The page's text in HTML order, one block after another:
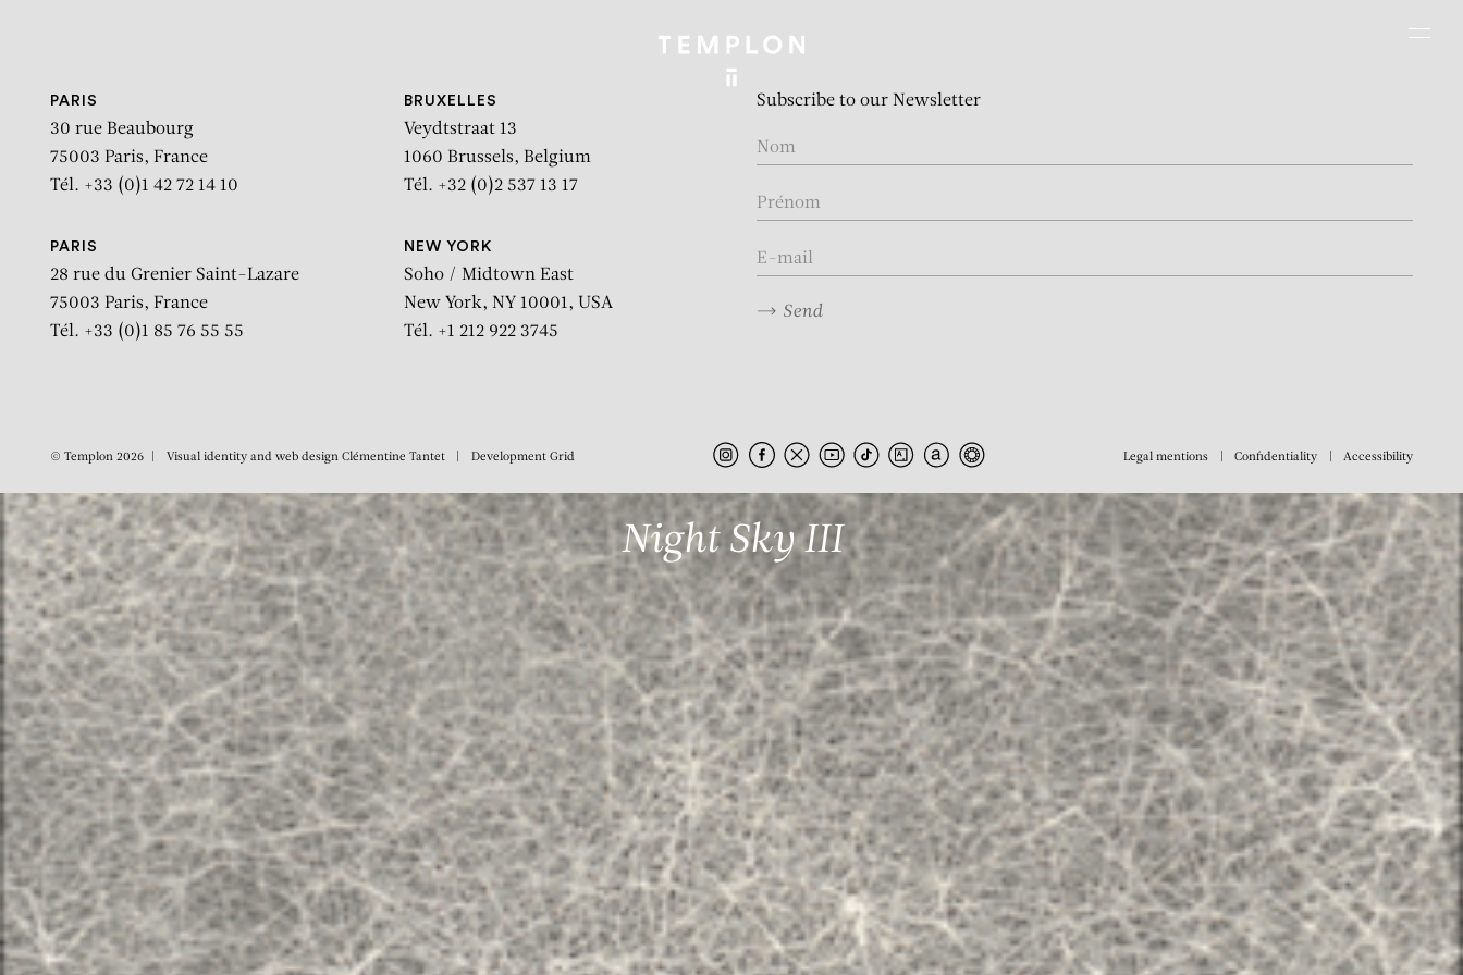
Night Sky III
PARIS
30 rue Beaubourg
75003 Paris, France
Tél. +33 (0)1 42 72 14 10
BRUXELLES
Veydtstraat 13
1060 Brussels, Belgium
Tél. +32 (0)2 537 13 17
PARIS
28 rue du Grenier Saint-Lazare
75003 Paris, France
Tél. +33 (0)1 85 76 55 55
NEW YORK
Soho / Midtown East
New York, NY 10001, USA
Tél. +1 212 922 3745
Subscribe to our Newsletter
Send
© Templon 2026 Visual identity and web design Clémentine Tantet Development Grid Legal mentions Confidentiality Accessibility